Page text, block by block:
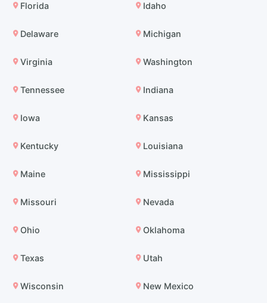
Florida Idaho
Delaware Michigan
Virginia Washington
Tennessee Indiana
Iowa Kansas
Kentucky Louisiana
Maine Mississippi
Missouri Nevada
Ohio Oklahoma
Texas Utah
Wisconsin New Mexico